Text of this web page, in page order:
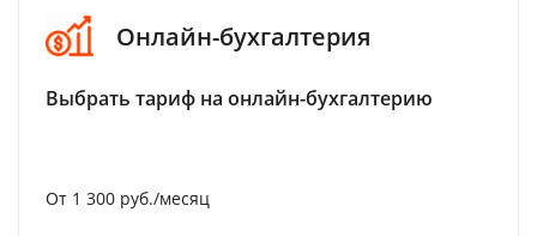
Онлайн-бухгалтерия
Выбрать тариф на онлайн-бухгалтерию
От 1 300 руб./месяц